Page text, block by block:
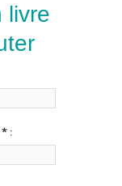
livre
* :